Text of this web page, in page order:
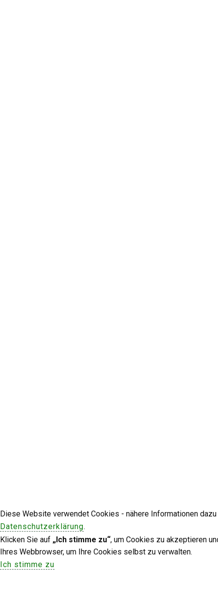
Diese Website verwendet Cookies - nähere Informationen
Datenschutzerklärung.
Klicken Sie auf „Ich stimme zu“, um Cookies zu akzeptieren
Ihres Webbrowser, um Ihre Cookies selbst zu verwalten.
Ich stimme zu